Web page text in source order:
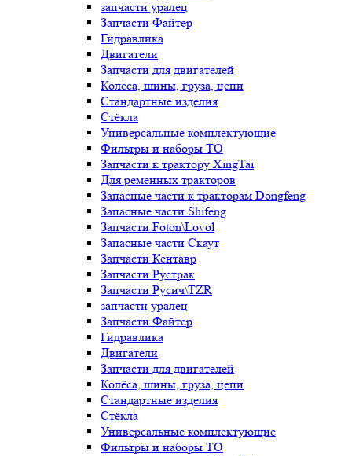
запчасти уралец
Запчасти Файтер
Гидравлика
Двигатели
Запчасти для двигателей
Колёса, шины, груза, цепи
Стандартные изделия
Стёкла
Универсальные комплектующие
Фильтры и наборы ТО
Запчасти к трактору XingTai
Для ременных тракторов
Запасные части к тракторам Dongfeng
Запасные части Shifeng
Запчасти Foton\Lovol
Запасные части Скаут
Запчасти Кентавр
Запчасти Рустрак
Запчасти Русич\TZR
запчасти уралец
Запчасти Файтер
Гидравлика
Двигатели
Запчасти для двигателей
Колёса, шины, груза, цепи
Стандартные изделия
Стёкла
Универсальные комплектующие
Фильтры и наборы ТО